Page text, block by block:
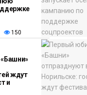
списке городов,
откуда приехали
норильчане
150
ждут
и